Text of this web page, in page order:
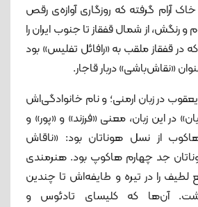
آرام گرفته که روزگاری آوازه‌ی رقص
رنگش، از شمال قفقاز تا جنوب ایران را
در قفقاز ملقب به «رافائل تفلیس» بود
«نقاش‌باشی» دربار قاجار.
در زبان ارمنی؛ و نام خانوادگی‌اش
در این زبان، معنی «فرزند» و «پور» و
از نسل هوناتان بود: «ناقاش
جد چهارم هاکوپ بود. هنرمندی
را در تیره و طایفه‌اش تا چندین
آن‌ها که کلیسای تادئوس و